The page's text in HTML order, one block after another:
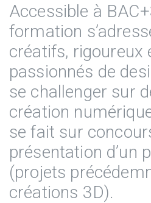
Accessible à
formation
créatifs, rigoureux
passionnés de
se challenger sur
création
se fait sur
présentation d’un
(projets
créations 3D).